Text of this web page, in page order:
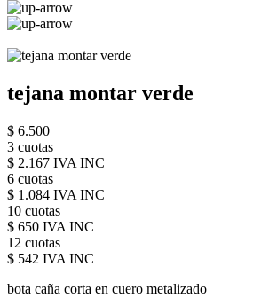
tejana montar verde
$ 6.500
3 cuotas
$ 2.167 IVA INC
6 cuotas
$ 1.084 IVA INC
10 cuotas
$ 650 IVA INC
12 cuotas
$ 542 IVA INC
bota caña corta en cuero metalizado